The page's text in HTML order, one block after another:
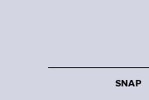
SNAP